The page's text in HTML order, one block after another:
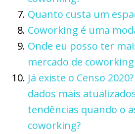
Quanto custa um
Coworking é uma
Onde eu posso ter
mercado de
Já existe o Censo
dados mais
tendências quando o
coworking?